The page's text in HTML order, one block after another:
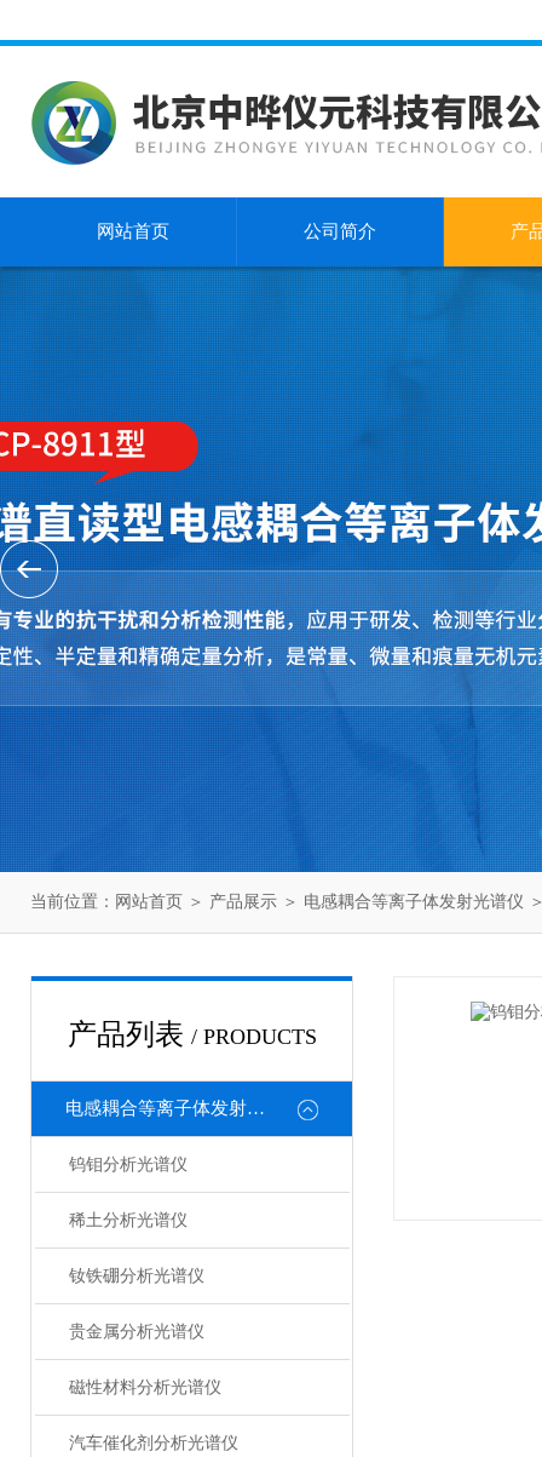
网站首页 公司简介 产
当前位置： 网站首页 ＞ 产品展示 ＞ 电感耦合等离子体发射光谱仪
产品列表 / PRODUCTS
电感耦合等离子体发射光谱仪
钨钼分析光谱仪
稀土分析光谱仪
钕铁硼分析光谱仪
贵金属分析光谱仪
磁性材料分析光谱仪
汽车催化剂分析光谱仪